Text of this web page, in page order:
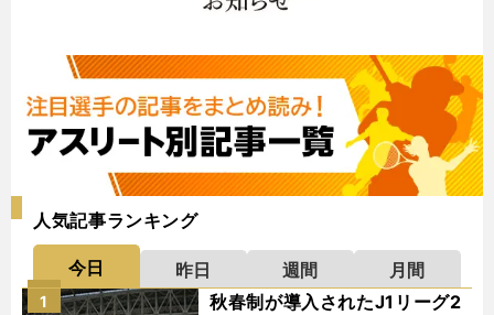
人気記事ランキング
今日 昨日 週間
月間
秋春制が導入されたJ1リーグ2
1